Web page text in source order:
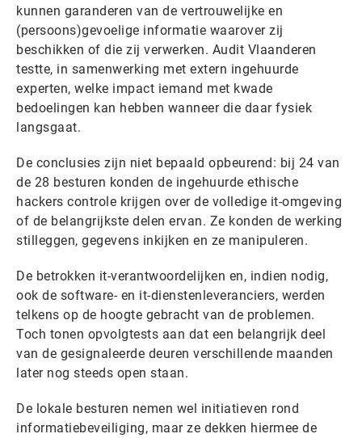
kunnen garanderen van de vertrouwelijke en
(persoons)gevoelige informatie waarover zij
beschikken of die zij verwerken. Audit Vlaanderen
testte, in samenwerking met extern ingehuurde
experten, welke impact iemand met kwade
bedoelingen kan hebben wanneer die daar fysiek
langsgaat.
De conclusies zijn niet bepaald opbeurend: bij 24 van
de 28 besturen konden de ingehuurde ethische
hackers controle krijgen over de volledige it-omgeving
of de belangrijkste delen ervan. Ze konden de werking
stilleggen, gegevens inkijken en ze manipuleren.
De betrokken it-verantwoordelijken en, indien nodig,
ook de software- en it-dienstenleveranciers, werden
telkens op de hoogte gebracht van de problemen.
Toch tonen opvolgtests aan dat een belangrijk deel
van de gesignaleerde deuren verschillende maanden
later nog steeds open staan.
De lokale besturen nemen wel initiatieven rond
informatiebeveiliging, maar ze dekken hiermee de